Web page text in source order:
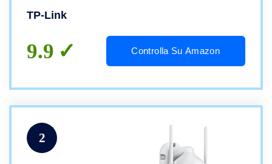
Visione Notturna fino 30m, Impermeabile
TP-Link
9.9 Controlla Su Amazon
2